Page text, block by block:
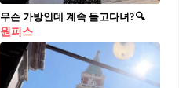
무슨 가방인데 계속 들고다녀?🔍
원피스